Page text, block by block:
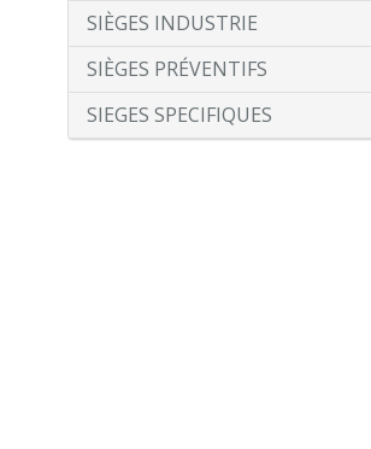
SIÈGES INDUSTRIE
SIÈGES PRÉVENTIFS
SIEGES SPECIFIQUES